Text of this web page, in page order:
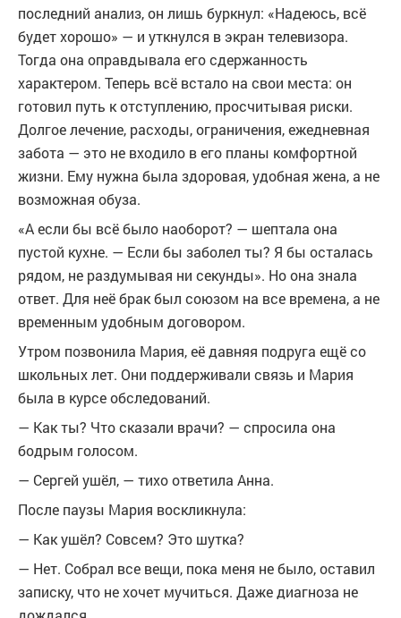
последний анализ, он лишь буркнул: «Надеюсь, всё
будет хорошо» — и уткнулся в экран телевизора.
Тогда она оправдывала его сдержанность
характером. Теперь всё встало на свои места: он
готовил путь к отступлению, просчитывая риски.
Долгое лечение, расходы, ограничения, ежедневная
забота — это не входило в его планы комфортной
жизни. Ему нужна была здоровая, удобная жена, а не
возможная обуза.
«А если бы всё было наоборот? — шептала она
пустой кухне. — Если бы заболел ты? Я бы осталась
рядом, не раздумывая ни секунды». Но она знала
ответ. Для неё брак был союзом на все времена, а не
временным удобным договором.
Утром позвонила Мария, её давняя подруга ещё со
школьных лет. Они поддерживали связь и Мария
была в курсе обследований.
— Как ты? Что сказали врачи? — спросила она
бодрым голосом.
— Сергей ушёл, — тихо ответила Анна.
После паузы Мария воскликнула:
— Как ушёл? Совсем? Это шутка?
— Нет. Собрал все вещи, пока меня не было, оставил
записку, что не хочет мучиться. Даже диагноза не